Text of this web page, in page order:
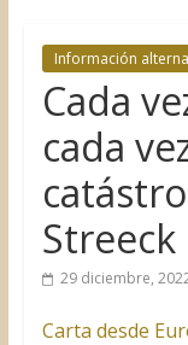
Vento
Asociación
Sociocultural
Información
Cada
cada
Streeck
29 diciembre,
Carta desde